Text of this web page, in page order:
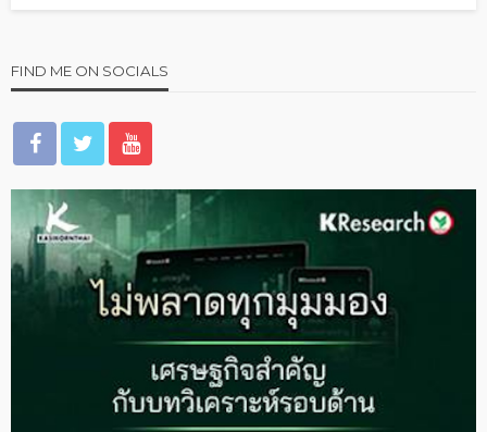
FIND ME ON SOCIALS